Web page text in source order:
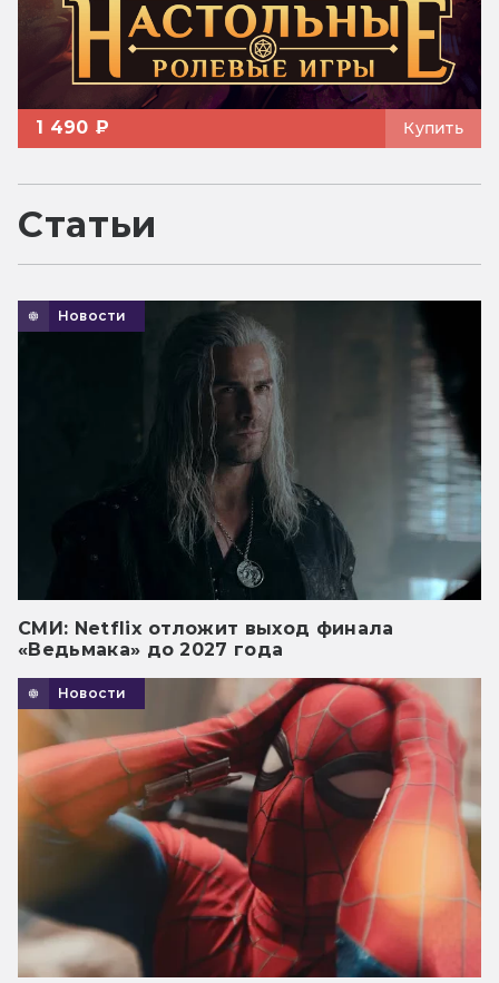
1 490 ₽ Купить
Статьи
Новости
СМИ: Netflix отложит выход финала
«Ведьмака» до 2027 года
Новости